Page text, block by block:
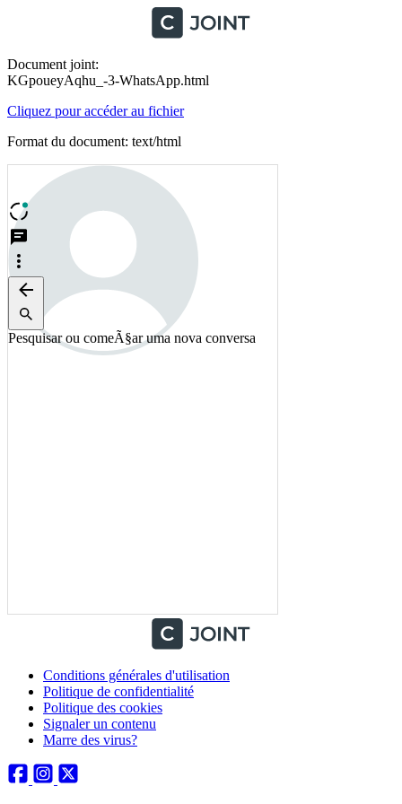
Document joint:
KGpoueyAqhu_-3-WhatsApp.html
Cliquez pour accéder au fichier
Format du document: text/html
Conditions générales d'utilisation
Politique de confidentialité
Politique des cookies
Signaler un contenu
Marre des virus?